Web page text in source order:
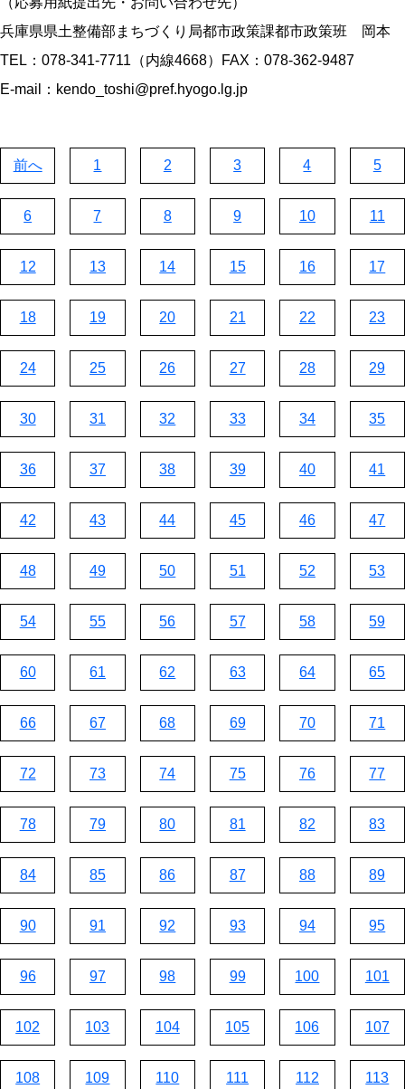
兵庫県県土整備部まちづくり局都市政策課都市政策班 岡本
TEL：078-341-7711（内線4668）FAX：078-362-9487
E-mail：kendo_toshi@pref.hyogo.lg.jp
前へ 1 2 3 4 5
6 7 8 9 10 11
12 13 14 15 16 17
18 19 20 21 22 23
24 25 26 27 28 29
30 31 32 33 34 35
36 37 38 39 40 41
42 43 44 45 46 47
48 49 50 51 52 53
54 55 56 57 58 59
60 61 62 63 64 65
66 67 68 69 70 71
72 73 74 75 76 77
78 79 80 81 82 83
84 85 86 87 88 89
90 91 92 93 94 95
96 97 98 99 100 101
102 103 104 105 106 107
108 109 110 111 112 113